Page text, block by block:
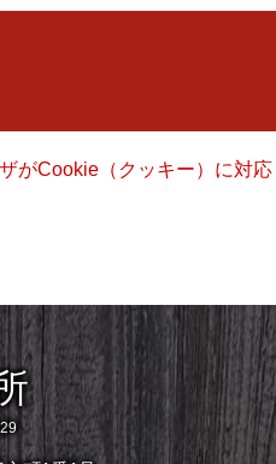
がCookie（クッキー）に対